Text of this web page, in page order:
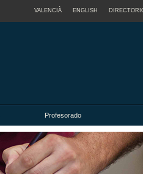
VALENCIÀ ENGLISH
Profesorado